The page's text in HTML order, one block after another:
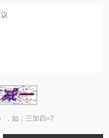
，如：三加四=7